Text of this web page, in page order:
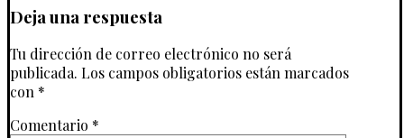
Deja una respuesta
Tu dirección de correo electrónico no será
publicada. Los campos obligatorios están marcados
con *
Comentario *